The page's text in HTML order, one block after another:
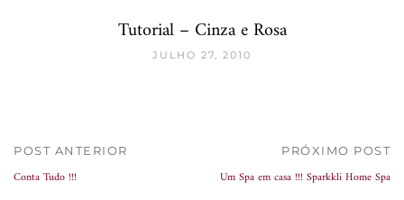
Tutorial – Cinza e Rosa
JULHO 27, 2010
POST ANTERIOR
Conta Tudo !!!
PRÓXIMO POST
Um Spa em casa !!! Sparkkli Home Spa